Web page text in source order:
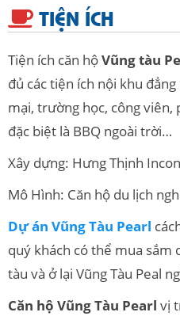
TIỆN ÍCH
Tiện ích căn hộVũng tàu
đủ các tiện ích nội khu
mại, trường học, công viên,
đặc biệt là BBQ ngoài trời…
Xây dựng: Hưng Thịnh
Mô Hình: Căn hộ du lịch
Dự án Vũng Tàu Pearl
quý khách có thể mua sắm
tàu và ở lại Vũng Tàu Peal
Căn hộ Vũng Tàu Pearl vị